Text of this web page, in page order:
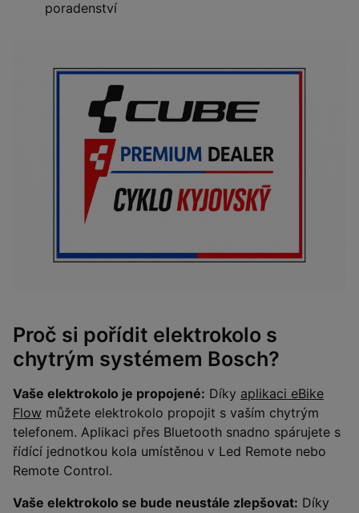
poradenství
Proč si pořídit elektrokolo s
chytrým systémem Bosch?
Vaše elektrokolo je propojené: Díky aplikaci eBike
Flow můžete elektrokolo propojit s vaším chytrým
telefonem. Aplikaci přes Bluetooth snadno spárujete s
řídící jednotkou kola umístěnou v Led Remote nebo
Remote Control.
Vaše elektrokolo se bude neustále zlepšovat: Díky